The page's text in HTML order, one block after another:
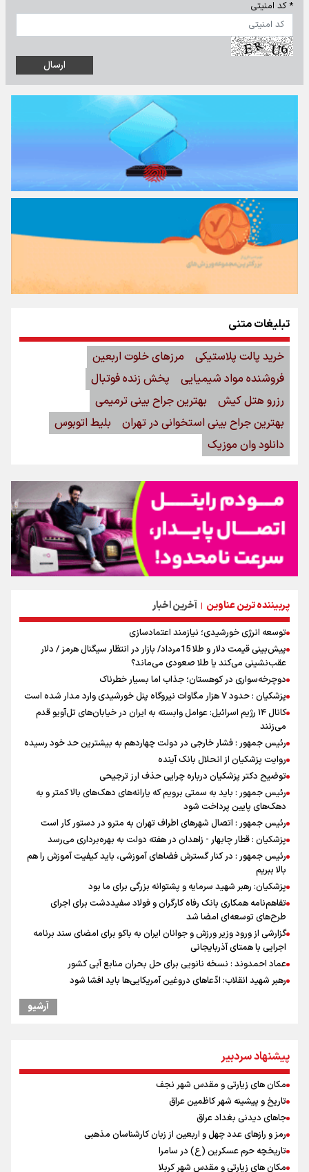
* کد امنیتی
پربیننده ترین عناوین | آخرین اخبار
توسعه انرژی خورشیدی؛ نیازمند اعتمادسازی
پیش‌بینی قیمت دلار و طلا 15مرداد/ بازار در انتظار سیگنال هرمز / دلار
عقب‌نشینی می‌کند یا طلا صعودی می‌ماند؟
دوچرخه‌سواری در کوهستان؛ جذاب اما بسیار خطرناک
پزشکیان : حدود ۷ هزار مگاوات نیروگاه پنل خورشیدی وارد مدار شده است
کانال ۱۴ رژیم اسرائیل: عوامل وابسته به ایران در خیابان‌های تل‌آویو قدم
می‌زنند
رئیس جمهور : فشار خارجی در دولت چهاردهم به بیشترین حد خود رسیده
روایت پزشکیان از انحلال بانک آینده
توضیح دکتر پزشکیان درباره چرایی حذف ارز ترجیحی
رئیس جمهور : باید به سمتی برویم که یارانه‌های دهک‌های بالا کمتر و به
دهک‌های پایین پرداخت شود
رئیس جمهور : اتصال شهرهای اطراف تهران به مترو در دستور کار است
پزشکیان : قطار چابهار - زاهدان در هفته دولت به بهره‌برداری می‌رسد
رئیس جمهور : در کنار گسترش فضاهای آموزشی، باید کیفیت آموزش را هم
بالا ببریم
پزشکیان: رهبر شهید سرمایه و پشتوانه بزرگی برای ما بود
تفاهم‌نامه همکاری بانک رفاه کارگران و فولاد سفیددشت برای اجرای
طرح‌های توسعه‌ای امضا شد
گزارشی از ورود وزیر ورزش و جوانان ایران به باکو برای امضای سند برنامه
اجرایی با همتای آذربایجانی
عماد احمدوند : نسخه نانویی برای حل بحران منابع آبی کشور
رهبر شهید انقلاب: ادّعاهای دروغین آمریکایی‌ها باید افشا شود
یحیی سریع: در عملیاتی گسترده تجمعات نظامی وابسته به عربستان را
ثبت شد / برپایی هزار موکب در خوزستان و ۱۰۰ موکب در مسیر نجف تا
کربلا
امیررضا غلامی، ملی پوش تکواندو : تمرکزم روی مسابقات پاکستان است نه
بازی های آسیایی
جابجایی مرکز ثقل اقتصاد جهان انجام شد/ فرصت طلایی برای اقتصاد
ایران +نمودار
رادین زینالی، ملی پوش تکواندو : قدم به قدم تلاش می کنم تا به طلای
آرشیو
پیشنهاد سردبیر
مکان های زیارتی و مقدس شهر نجف
تاریخ و پیشینه شهر کاظمین عراق
جاهای دیدنی بغداد عراق
رمز و رازهای عدد چهل و اربعین از زبان کارشناسان مذهبی
تاریخچه حرم عسکرین (ع) در سامرا
مکان های زیارتی و مقدس شهر کربلا
تبلیغات متنی
خرید پالت پلاستیکی
مرزهای خلوت اربعین
فروشنده مواد شیمیایی
پخش زنده فوتبال
رزرو هتل کیش
بهترین جراح بینی ترمیمی
بهترین جراح بینی استخوانی در تهران
بلیط اتوبوس
دانلود وان موزیک